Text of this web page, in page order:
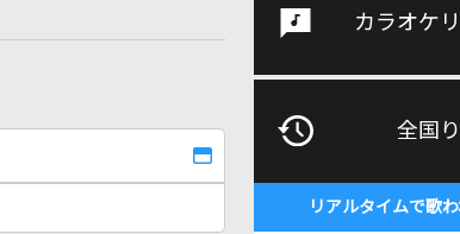
カラオケ
全国
リアルタイムで歌